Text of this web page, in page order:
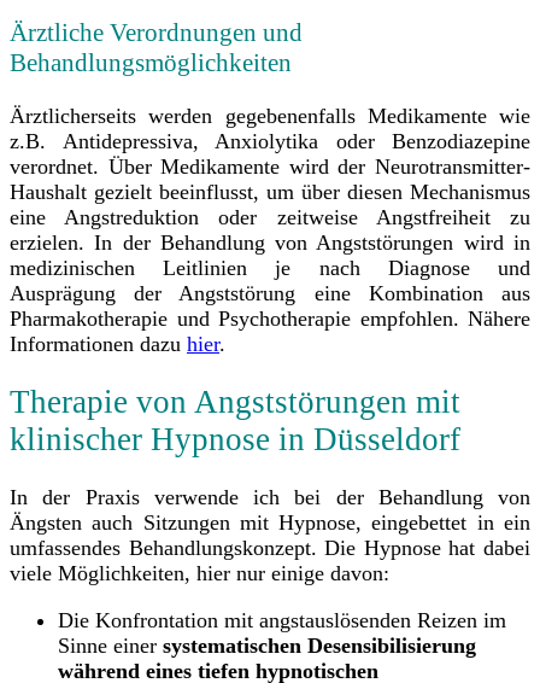
Ärztliche Verordnungen und
Behandlungsmöglichkeiten
Ärztlicherseits werden gegebenenfalls Medikamente wie
z.B. Antidepressiva, Anxiolytika oder Benzodiazepine
verordnet. Über Medikamente wird der Neurotransmitter-
Haushalt gezielt beeinflusst, um über diesen Mechanismus
eine Angstreduktion oder zeitweise Angstfreiheit zu
erzielen. In der Behandlung von Angststörungen wird in
medizinischen Leitlinien je nach Diagnose und
Ausprägung der Angststörung eine Kombination aus
Pharmakotherapie und Psychotherapie empfohlen. Nähere
Informationen dazu hier.
Therapie von Angststörungen mit
klinischer Hypnose in Düsseldorf
In der Praxis verwende ich bei der Behandlung von
Ängsten auch Sitzungen mit Hypnose, eingebettet in ein
umfassendes Behandlungskonzept. Die Hypnose hat dabei
viele Möglichkeiten, hier nur einige davon:
Die Konfrontation mit angstauslösenden Reizen im
Sinne einer systematischen Desensibilisierung
während eines tiefen hypnotischen